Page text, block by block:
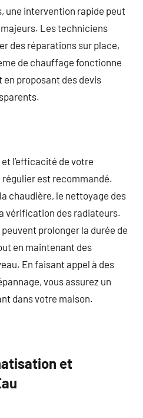
une intervention rapide peut
Les techniciens
des réparations sur place,
de chauffage fonctionne
proposant des devis
l’efficacité de votre
est recommandé.
chaudière, le nettoyage des
vérification des radiateurs.
prolonger la durée de
en maintenant des
En faisant appel à des
vous assurez un
dans votre maison.
et